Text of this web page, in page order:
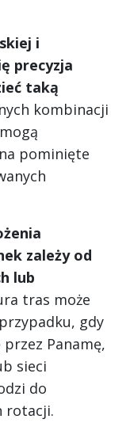
i
precyzja
taką
kombinacji
pominięte
zależy od
lub
tras może
gdy
Panamę,
sieci
do
rotacji.